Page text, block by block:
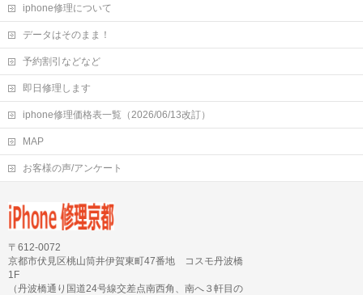
iphone修理について
データはそのまま！
予約割引などなど
即日修理します
iphone修理価格表一覧（2026/06/13改訂）
MAP
お客様の声/アンケート
〒612-0072
京都市伏見区桃山筒井伊賀東町47番地 コスモ丹波橋
1F
（丹波橋通り国道24号線交差点南西角、南へ３軒目の